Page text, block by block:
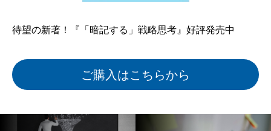
待望の新著！『「暗記する」戦略思考』好評発売中
ご購入はこちらから